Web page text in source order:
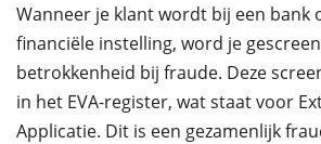
Wanneer je klant wordt bij een bank
financiële instelling, word je
betrokkenheid bij fraude. Deze
in het EVA-register, wat staat voor
Applicatie. Dit is een gezamenlijk